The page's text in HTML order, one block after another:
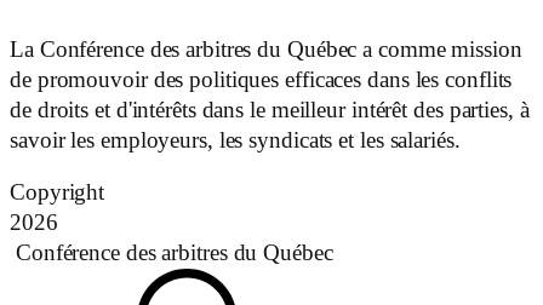
La Conférence des arbitres du Québec a comme mission
de promouvoir des politiques efficaces dans les conflits
de droits et d'intérêts dans le meilleur intérêt des parties, à
savoir les employeurs, les syndicats et les salariés.
Copyright
2026
Conférence des arbitres du Québec